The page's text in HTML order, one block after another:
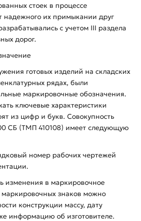
стоек в процессе
надежного их примыкании друг
с учетом III раздела
дорог.
готовых изделий на складских
рядах, были
маркировочные обозначения.
ключевые характеристики
из цифр и букв. Совокупность
СБ (ТМП 410108) имеет следующую
номер рабочих чертежей
изменения в маркировочное
знаков можно
конструкции массу, дату
информацию об изготовителе.